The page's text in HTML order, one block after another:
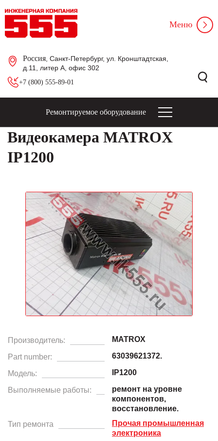
Россия , Санкт-Петербург, ул. Кронштадтская,
д.11, литер А, офис 302
+7 (800) 555-89-01
Меню
Ремонтируемое оборудование
Видеокамера MATROX
IP1200
Производитель: MATROX
Part number: 63039621372.
Модель: IP1200
Выполняемые работы:
ремонт на уровне
компонентов,
восстановление.
Тип ремонта
Прочая промышленная
электроника